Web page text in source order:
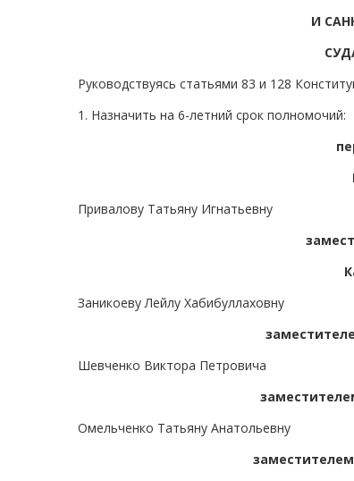
И
Руководствуясь статьями 83 и 128
1. Назначить на 6-летний срок полномочий:
Привалову Татьяну Игнатьевну
Заникоеву Лейлу Хабибуллаховну
Шевченко Виктора Петровича
Омельченко Татьяну Анатольевну